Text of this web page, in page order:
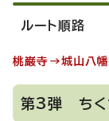
ルート順路
桃巌寺→城山八
第3弾 ちく